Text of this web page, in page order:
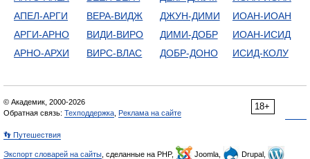
АПЕЛ-АРГИ
АРГИ-АРНО
АРНО-АРХИ
ВЕРА-ВИДЖ
ВИДИ-ВИРО
ВИРС-ВЛАС
ДЖУН-ДИМИ
ДИМИ-ДОБР
ДОБР-ДОНО
ИОАН-ИОАН
ИОАН-ИСИД
ИСИД-КОЛУ
18+
© Академик, 2000-2026
Обратная связь: Техподдержка Реклама на сайте
👣 Путешествия
Экспорт словарей на сайты , сделанные на PHP, Joomla,
Drupal,